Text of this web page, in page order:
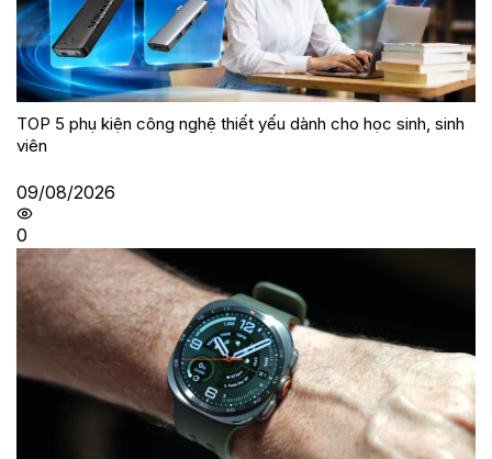
TOP 5 phụ kiện công nghệ thiết yếu dành cho học sinh, sinh
viên
09/08/2026
0